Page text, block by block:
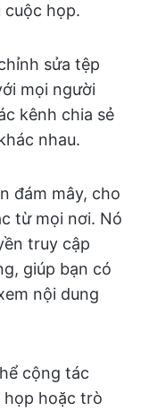
cuộc họp.
sửa tệp
mọi người
kênh chia sẻ
nhau.
đám mây, cho
từ mọi nơi. Nó
truy cập
giúp bạn có
nội dung
cộng tác
họp hoặc trò